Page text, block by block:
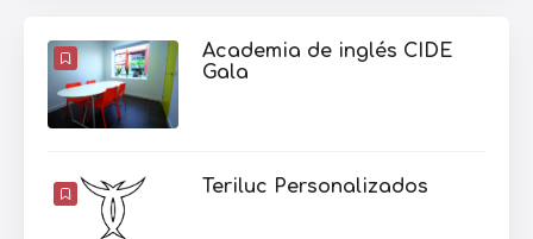
Academia de inglés CIDE
Gala
Teriluc Personalizados